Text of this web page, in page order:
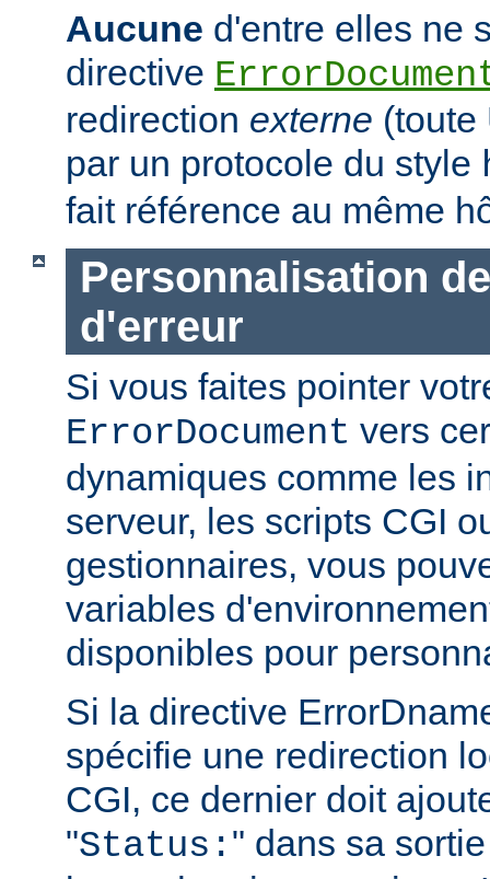
Aucune d'entre elles ne
directive
redirection externe (toute
par un protocole du style
fait référence au même
Personnalisation
d'erreur
Si vous faites pointer
ErrorDocument vers
dynamiques comme les
serveur, les scripts CGI
gestionnaires, vous
variables
disponibles pour
Si la directive
spécifie une redirection
CGI, ce dernier doit
"Status: " dans sa